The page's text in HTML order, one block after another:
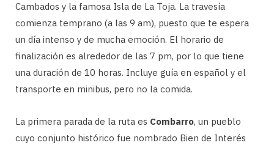
Cambados y la famosa Isla de La Toja. La travesía
comienza temprano (a las 9 am), puesto que te espera
un día intenso y de mucha emoción. El horario de
finalización es alrededor de las 7 pm, por lo que tiene
una duración de 10 horas. Incluye guía en español y el
transporte en minibus, pero no la comida.
La primera parada de la ruta es Combarro, un pueblo
cuyo conjunto histórico fue nombrado Bien de Interés